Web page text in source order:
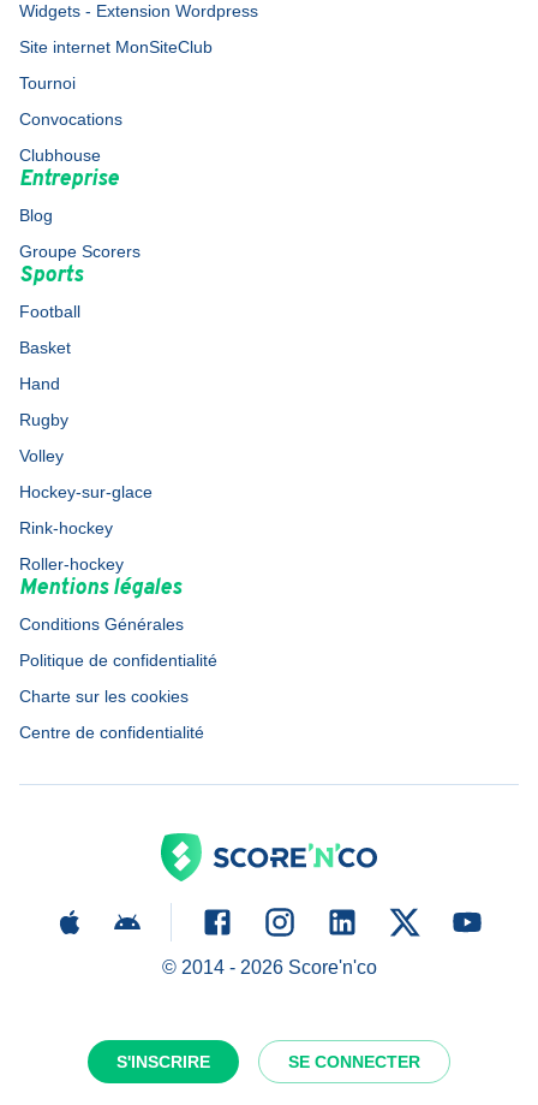
S'INSCRIRE SE CONNECTER
Widgets - Extension Wordpress
Site internet MonSiteClub
Tournoi
Convocations
Clubhouse
Entreprise
Blog
Groupe Scorers
Sports
Football
Basket
Hand
Rugby
Volley
Hockey-sur-glace
Rink-hockey
Roller-hockey
Mentions légales
Conditions Générales
Politique de confidentialité
Charte sur les cookies
Centre de confidentialité
© 2014 - 2026Score'n'co